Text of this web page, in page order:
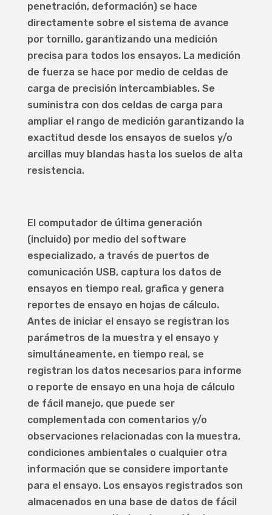
penetración, deformación) se hace
directamente sobre el sistema de avance
por tornillo, garantizando una medición
precisa para todos los ensayos. La medición
de fuerza se hace por medio de celdas de
carga de precisión intercambiables. Se
suministra con dos celdas de carga para
ampliar el rango de medición garantizando la
exactitud desde los ensayos de suelos y/o
arcillas muy blandas hasta los suelos de alta
resistencia.
El computador de última generación
(incluido) por medio del software
especializado, a través de puertos de
comunicación USB, captura los datos de
ensayos en tiempo real, grafica y genera
reportes de ensayo en hojas de cálculo.
Antes de iniciar el ensayo se registran los
parámetros de la muestra y el ensayo y
simultáneamente, en tiempo real, se
registran los datos necesarios para informe
o reporte de ensayo en una hoja de cálculo
de fácil manejo, que puede ser
complementada con comentarios y/o
observaciones relacionadas con la muestra,
condiciones ambientales o cualquier otra
información que se considere importante
para el ensayo. Los ensayos registrados son
almacenados en una base de datos de fácil